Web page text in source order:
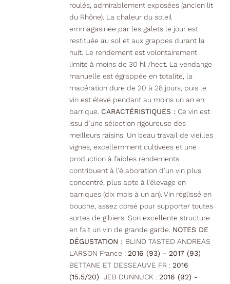
roulés, admirablement exposées (ancien lit
du Rhône). La chaleur du soleil
emmagasinée par les galets le jour est
restituée au sol et aux grappes durant la
nuit. Le rendement est volontairement
limité à moins de 30 hl /hect. La vendange
manuelle est égrappée en totalité, la
macération dure de 20 à 28 jours, puis le
vin est élevé pendant au moins un an en
barrique. CARACTÉRISTIQUES : Ce vin est
issu d’une sélection rigoureuse des
meilleurs raisins. Un beau travail de vieilles
vignes, excellemment cultivées et une
production à faibles rendements
contribuent à l’élaboration d’un vin plus
concentré, plus apte à l’élevage en
barriques (dix mois à un an). Vin réglissé en
bouche, assez corsé pour supporter toutes
sortes de gibiers. Son excellente structure
en fait un vin de grande garde. NOTES DE
DÉGUSTATION : BLIND TASTED ANDREAS
LARSON France : 2016 (93) - 2017 (93)
BETTANE ET DESSEAUVE FR : 2016
(15.5/20)
JEB DUNNUCK : 2016 (92) -